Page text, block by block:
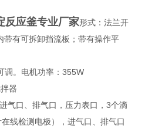
反应釜专业厂家形式：法兰开
带有可拆卸挡流板；带有操作平
调。电机功率：355W
器
气口、排气口，压力表口，3个滴
线检测电极），进气口、排气口